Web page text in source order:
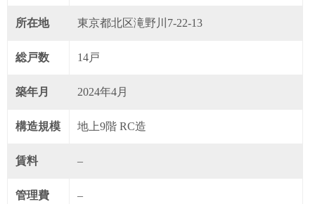
所在地 東京都北区滝野川7-22-13
総戸数 14戸
築年月 2024年4月
構造規模 地上9階 RC造
賃料 –
管理費 –